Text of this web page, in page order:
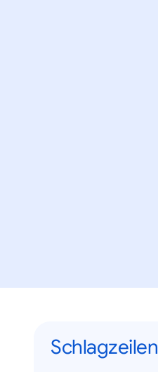
Schlagzeilen